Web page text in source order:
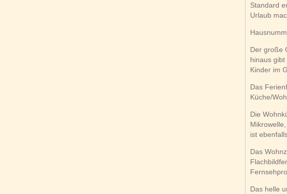
Standard
Urlaub
Der große
hinaus
Kinder im
Das
Küche/
Die
ist
Das
Das helle